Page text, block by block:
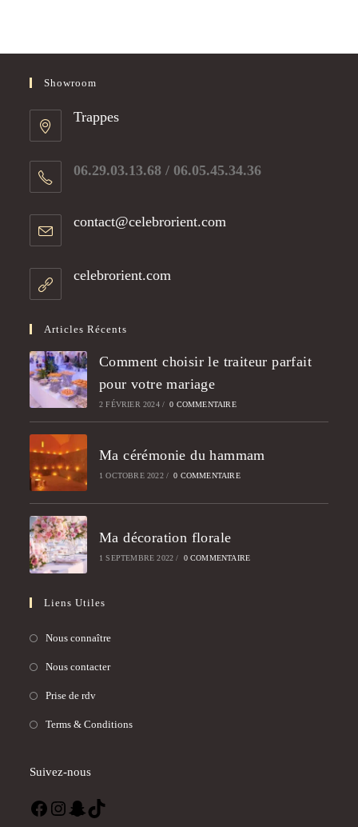
Showroom
Trappes
06.29.03.13.68 / 06.05.45.34.36​
contact@celebrorient.com
celebrorient.com
Articles Récents
Comment choisir le traiteur parfait
pour votre mariage
2 FÉVRIER 2024 / 0 COMMENTAIRE
Ma cérémonie du hammam
1 OCTOBRE 2022 / 0 COMMENTAIRE
Ma décoration florale
1 SEPTEMBRE 2022 / 0 COMMENTAIRE
Liens Utiles
Nous connaître
Nous contacter
Prise de rdv
Terms & Conditions
Suivez-nous